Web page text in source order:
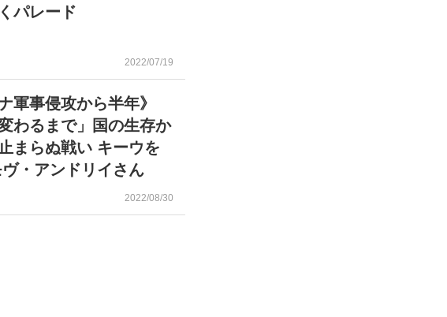
パレード
2022/07/19
軍事侵攻から半年》
わるまで」国の生存か
まらぬ戦い キーウを
・アンドリイさん
2022/08/30